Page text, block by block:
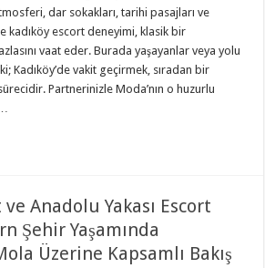
dar sokakları, tarihi pasajları ve
kadıköy escort deneyimi, klasik bir
vaat eder. Burada yaşayanlar veya yolu
Kadıköy’de vakit geçirmek, sıradan bir
Partnerinizle Moda’nın o huzurlu
Anadolu Yakası Escort
Şehir Yaşamında
Üzerine Kapsamlı Bakış